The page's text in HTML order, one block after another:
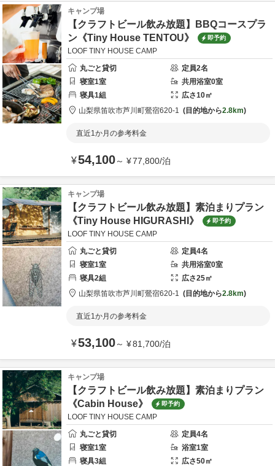
キャンプ場
【クラフトビール飲み放題】BBQコースプラ
ン《Tiny House TENTOU》
即予約
LOOF TINY HOUSE CAMP
丸ごと貸切
定員2名
寝室1室 共用浴室0室
寝具1組 広さ10㎡
山梨県笛吹市芦川町鶯宿620-1 目的地から2.8km
直近1か月の参考料金
¥54,100～ ¥77,800/泊
キャンプ場
【クラフトビール飲み放題】素泊まりプラン
《Tiny House HIGURASHI》
即予約
LOOF TINY HOUSE CAMP
丸ごと貸切
定員4名
寝室1室 共用浴室0室
寝具2組 広さ25㎡
山梨県笛吹市芦川町鶯宿620-1 目的地から2.8km
直近1か月の参考料金
¥53,100～ ¥81,700/泊
キャンプ場
【クラフトビール飲み放題】素泊まりプラン
《Cabin House》
即予約
LOOF TINY HOUSE CAMP
丸ごと貸切
定員4名
寝室1室 浴室1室
寝具3組 広さ50㎡